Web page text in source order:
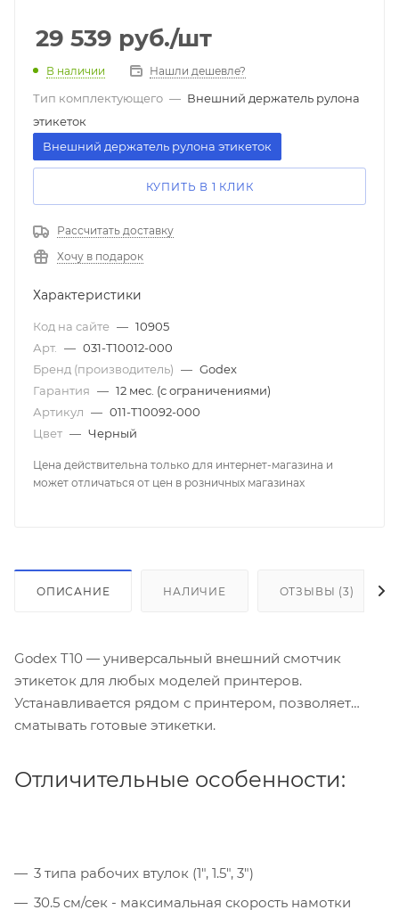
29 539 руб./шт
В наличии Нашли дешевле?
Тип комплектующего — Внешний держатель рулона
этикеток
Внешний держатель рулона этикеток
КУПИТЬ В 1 КЛИК
Рассчитать доставку
Хочу в подарок
Характеристики
Код на сайте — 10905
Арт. — 031-T10012-000
Бренд (производитель) — Godex
Гарантия — 12 мес. (с ограничениями)
Артикул — 011-T10092-000
Цвет — Черный
Цена действительна только для интернет-магазина и
может отличаться от цен в розничных магазинах
ОПИСАНИЕ НАЛИЧИЕ ОТЗЫВЫ (3)
Godex T10 — универсальный внешний смотчик
этикеток для любых моделей принтеров.
Устанавливается рядом с принтером, позволяет
сматывать готовые этикетки.
Отличительные особенности:
3 типа рабочих втулок (1", 1.5", 3")
30.5 см/сек - максимальная скорость намотки